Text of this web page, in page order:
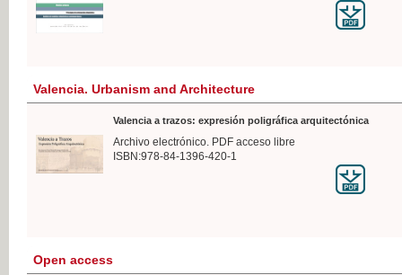
Valencia. Urbanism and Architecture
Valencia a trazos: expresión poligráfica arquitectónica
Archivo electrónico. PDF acceso libre
ISBN:978-84-1396-420-1
Open access